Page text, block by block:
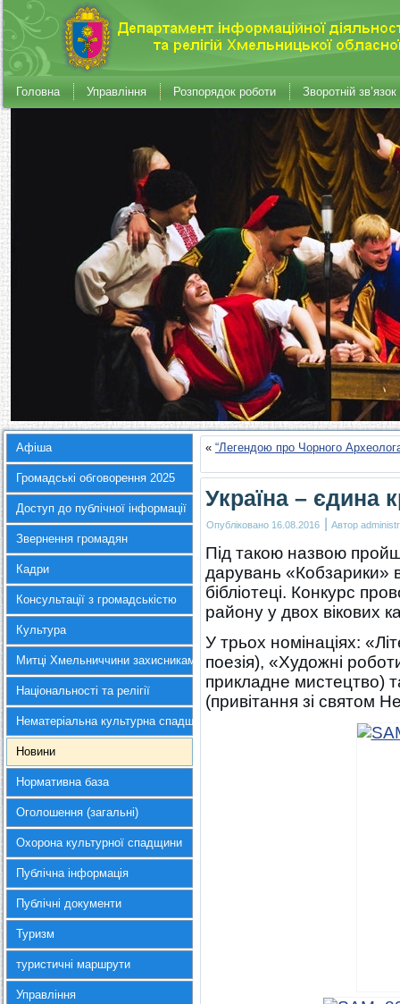
Головна Управління Розпорядок роботи Зворотній зв’язок
Афіша
Громадські обговорення 2025
Доступ до публічної інформації
Звернення громадян
Кадри
Консультації з громадськістю
Культура
Митці Хмельниччини захисникам України
Національності та релігії
Нематеріальна культурна спадщина
Новини
Нормативна база
Оголошення (загальні)
Охорона культурної спадщини
Публічна інформація
Публічні документи
Туризм
туристичні маршрути
Управління
« “Легендою про Чорного
Україна – єдина
Опубліковано 16.08.2016 | Автор
Під такою назвою
дарувань «Кобзарики»
бібліотеці. Конкурс
району у двох вікових
У трьох номінаціях:
поезія), «Художні
прикладне мистецтво)
(привітання зі святом